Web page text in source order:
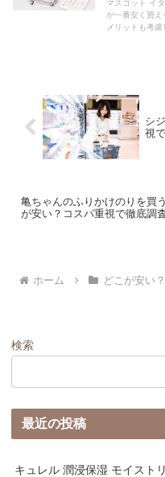
マスコット イ
が一番安く買
メリットも考
シ
視
亀ちゃんのふりかけのりを買
が安い？コスパ重視で徹底調
ホーム どこが安い
検索
最近の投稿
キュレル 潤浸保湿 モイスト